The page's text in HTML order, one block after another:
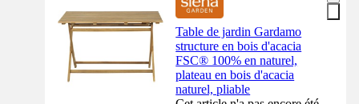
Table de jardin Gardamo
structure en bois d'acacia
FSC® 100% en naturel,
plateau en bois d'acacia
naturel, pliable